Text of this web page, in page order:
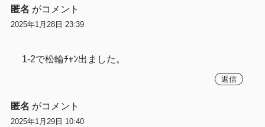
匿名 がコメント
2025年1月28日 23:39
1-2で松輪ﾁｬﾝ出ました。
返信
匿名 がコメント
2025年1月29日 10:40